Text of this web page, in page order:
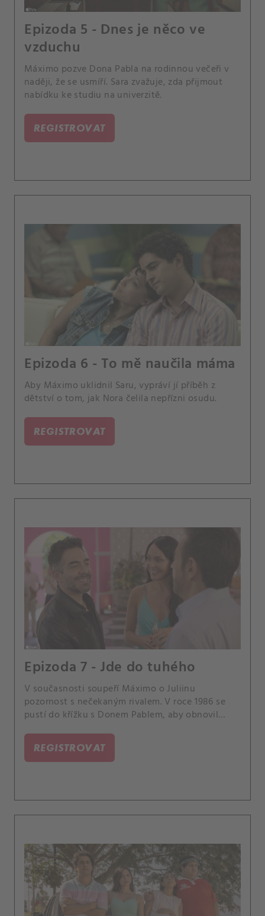
Epizoda 5 - Dnes je něco ve
vzduchu
Máximo pozve Dona Pabla na rodinnou večeři v
naději, že se usmíří. Sara zvažuje, zda přijmout
nabídku ke studiu na univerzitě.
REGISTROVAT
Epizoda 6 - To mě naučila máma
Aby Máximo uklidnil Saru, vypráví jí příběh z
dětství o tom, jak Nora čelila nepřízni osudu.
REGISTROVAT
Epizoda 7 - Jde do tuhého
V současnosti soupeří Máximo o Juliinu
pozornost s nečekaným rivalem. V roce 1986 se
pustí do křížku s Donem Pablem, aby obnovil
REGISTROVAT